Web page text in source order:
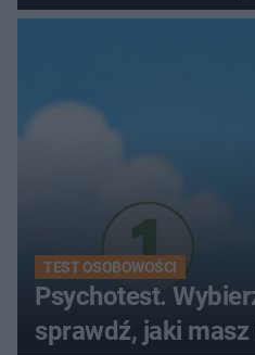
TEST OSOBOWOŚCI
Psychotest.
sprawdź, jaki